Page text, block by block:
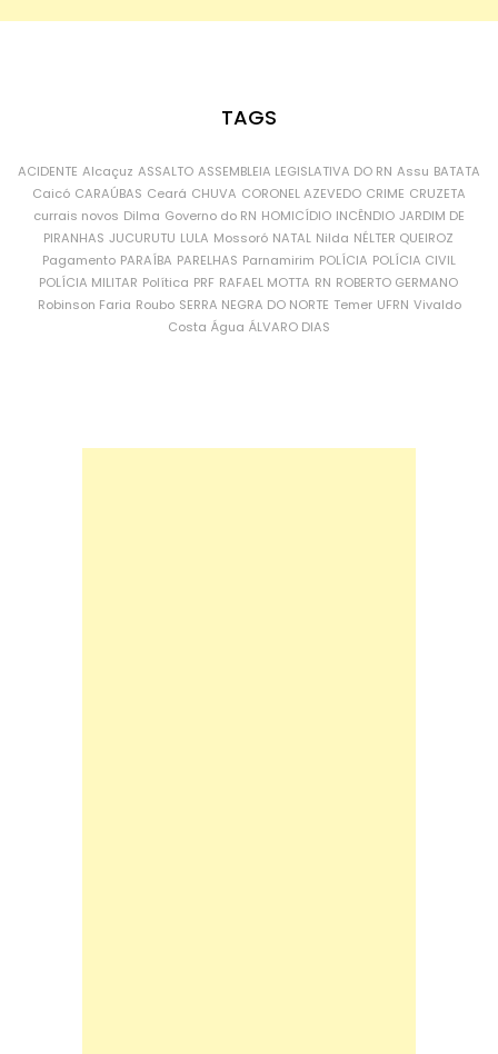
TAGS
ACIDENTE Alcaçuz ASSALTO ASSEMBLEIA LEGISLATIVA DO RN Assu BATATA
Caicó CARAÚBAS Ceará CHUVA CORONEL AZEVEDO CRIME CRUZETA
currais novos Dilma Governo do RN HOMICÍDIO INCÊNDIO JARDIM DE
PIRANHAS JUCURUTU LULA Mossoró NATAL Nilda NÉLTER QUEIROZ
Pagamento PARAÍBA PARELHAS Parnamirim POLÍCIA POLÍCIA CIVIL
POLÍCIA MILITAR Política PRF RAFAEL MOTTA RN ROBERTO GERMANO
Robinson Faria Roubo SERRA NEGRA DO NORTE Temer UFRN Vivaldo
Costa Água ÁLVARO DIAS